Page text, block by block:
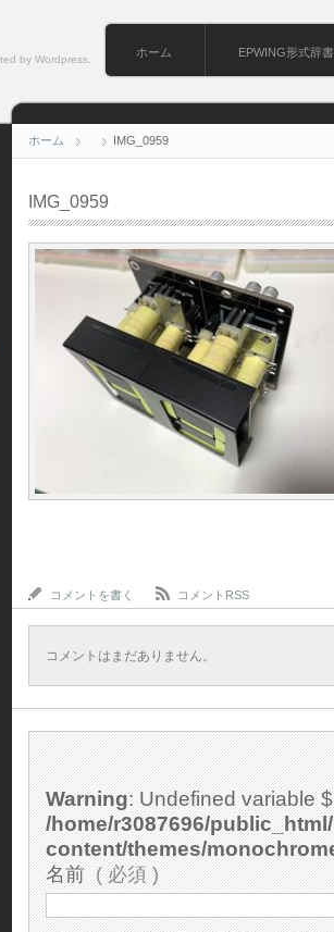
by Wordpress.
ホーム EPWING形式辞書
ホーム IMG_0959
IMG_0959
コメントを書く コメントRSS
コメントはまだありません。
Warning : Undefined variable
/home/r3087696/
content/themes/
名前 ( 必須 )